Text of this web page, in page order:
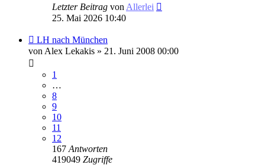
Letzter Beitrag von Allerlei
25. Mai 2026 10:40
LH nach München
von Alex Lekakis » 21. Juni 2008 00:00
1
…
8
9
10
11
12
167 Antworten
419049 Zugriffe